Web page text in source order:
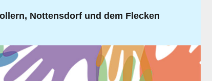
Nottensdorf und dem Flecken